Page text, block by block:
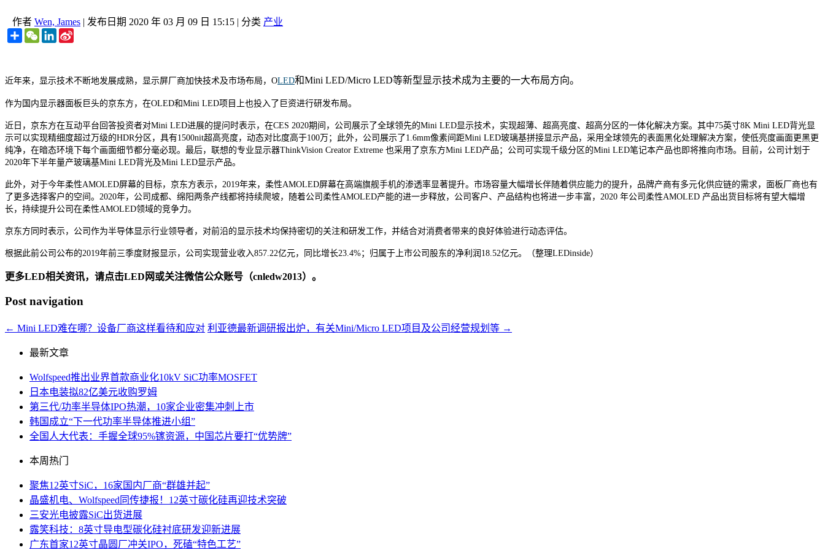
作者 Wen, James | 发布日期 2020 年 03 月 09 日 15:15 | 分类 产业
ShareWeChatLinkedIn
近年来，显示技术不断地发展成熟，显示屏厂商加快技术及市场布局，OLED和Mini LED/Micro LED等新型显示技术成为主要的一大布局方向。
作为国内显示器面板巨头的京东方，在OLED和Mini LED项目上也投入了巨资进行研发布局。
近日，京东方在互动平台回答投资者对Mini LED进展的提问时表示，在CES 2020期间，公司展示了全球领先的Mini LED显示技术，实现超薄、超高亮度、超高分区的一体化解决方案。其中75英寸8K Mini LED背光显
示可以实现精细度超过万级的HDR分区，具有1500nit超高亮度，动态对比度高于100万；此外，公司展示了1.6mm像素间距Mini LED玻璃基拼接显示产品，采用全球领先的表面黑化处理解决方案，使低亮度画面更黑更
纯净，在暗态环境下每个画面细节都分毫必现。最后，联想的专业显示器ThinkVision Creator Extreme 也采用了京东方Mini LED产品；公司可实现千级分区的Mini LED笔记本产品也即将推向市场。目前，公司计划于
2020年下半年量产玻璃基Mini LED背光及Mini LED显示产品。
此外，对于今年柔性AMOLED屏幕的目标，京东方表示，2019年来，柔性AMOLED屏幕在高端旗舰手机的渗透率显著提升。市场容量大幅增长伴随着供应能力的提升，品牌产商有多元化供应链的需求，面板厂商也有
了更多选择客户的空间。2020年，公司成都、绵阳两条产线都将持续爬坡，随着公司柔性AMOLED产能的进一步释放，公司客户、产品结构也将进一步丰富，2020 年公司柔性AMOLED 产品出货目标将有望大幅增
长，持续提升公司在柔性AMOLED领域的竞争力。
京东方同时表示，公司作为半导体显示行业领导者，对前沿的显示技术均保持密切的关注和研发工作，并结合对消费者带来的良好体验进行动态评估。
根据此前公司公布的2019年前三季度财报显示，公司实现营业收入857.22亿元，同比增长23.4%；归属于上市公司股东的净利润18.52亿元。（整理LEDinside）
更多LED相关资讯，请点击LED网或关注微信公众账号（cnledw2013）。
Post navigation
← Mini LED难在哪？设备厂商这样看待和应对 利亚德最新调研报出炉，有关Mini/Micro LED项目及公司经营规划等 →
最新文章
Wolfspeed推出业界首款商业化10kV SiC功率MOSFET
日本电装拟82亿美元收购罗姆
第三代/功率半导体IPO热潮，10家企业密集冲刺上市
韩国成立“下一代功率半导体推进小组”
全国人大代表：手握全球95%镓资源，中国芯片要打“优势牌”
本周热门
聚焦12英寸SiC，16家国内厂商“群雄并起”
晶盛机电、Wolfspeed同传捷报！12英寸碳化硅再迎技术突破
三安光电披露SiC出货进展
露笑科技：8英寸导电型碳化硅衬底研发迎新进展
广东首家12英寸晶圆厂冲关IPO，死磕“特色工艺”